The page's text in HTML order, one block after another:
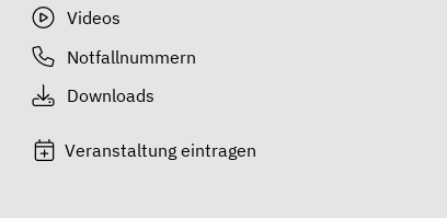
Videos
Notfallnummern
Downloads
Veranstaltung eintragen